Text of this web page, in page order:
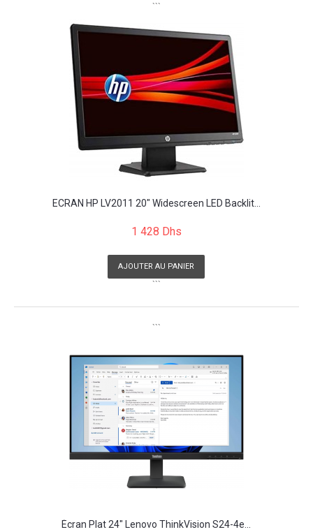
```
ECRAN HP LV2011 20" Widescreen LED Backlit...
1 428 Dhs
AJOUTER AU PANIER
```
```
Écran Plat 24" Lenovo ThinkVision S24-4e...